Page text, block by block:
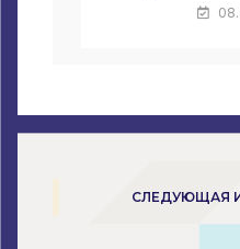
СЛЕДУЮЩАЯ